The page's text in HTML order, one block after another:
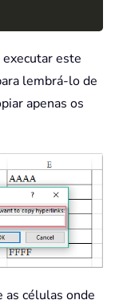
executar este
lembrá-lo de
apenas os
as células onde